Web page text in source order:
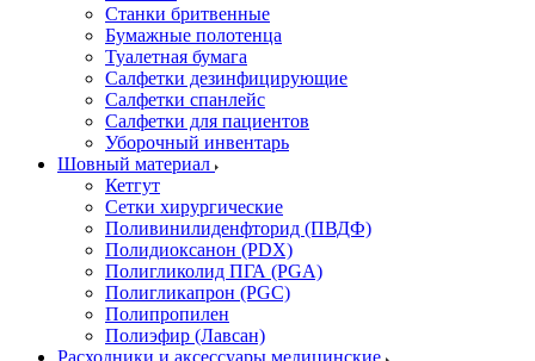
Станки бритвенные
Бумажные полотенца
Туалетная бумага
Салфетки дезинфицирующие
Салфетки спанлейс
Салфетки для пациентов
Уборочный инвентарь
Шовный материал
Кетгут
Сетки хирургические
Поливинилиденфторид (ПВДФ)
Полидиоксанон (PDX)
Полигликолид ПГА (PGA)
Полигликапрон (PGC)
Полипропилен
Полиэфир (Лавсан)
Расходники и аксессуары медицинские